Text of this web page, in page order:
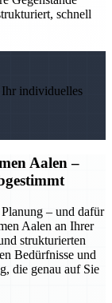
schnell
Ihr individuelles
Aalen –
– und dafür
Aalen an Ihrer
strukturierten
Bedürfnisse und
die genau auf Sie